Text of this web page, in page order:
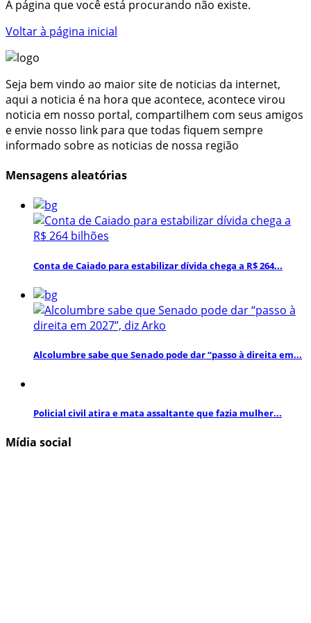
A página que você está procurando não existe.
Voltar à página inicial
Seja bem vindo ao maior site de noticias da internet,
aqui a noticia é na hora que acontece, acontece virou
noticia em nosso portal, compartilhem com seus amigos
e envie nosso link para que todas fiquem sempre
informado sobre as noticias de nossa região
Mensagens aleatórias
Conta de Caiado para estabilizar dívida chega a R$ 264...
Alcolumbre sabe que Senado pode dar “passo à direita em...
Policial civil atira e mata assaltante que fazia mulher...
Mídia social